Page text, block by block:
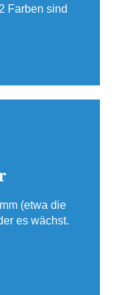
Farben sind
(etwa die
es wächst.